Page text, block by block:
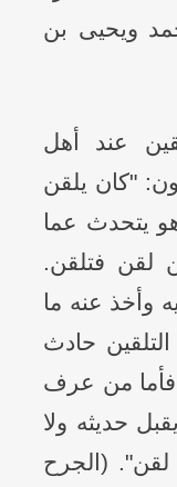
ويحيى بن
عند أهل
"كان يلقن
يتحدث عما
لقن فتلقن.
وأخذ عنه ما
حادث
فأما من عرف
حديثه ولا
(الجرح